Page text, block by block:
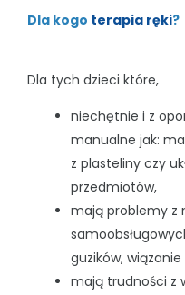
Dla kogo terapia ręki?
Dla tych dzieci które,
niechętnie i z
manualne jak:
z plasteliny czy
przedmiotów,
mają problemy z
guzików,
mają trudności z